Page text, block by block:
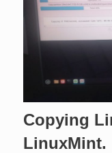
Copying
LinuxMint.